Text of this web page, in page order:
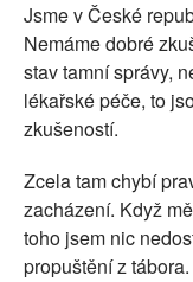
Jsme v České
Nemáme dobré
stav tamní správy,
lékařské péče, to
zkušeností.
Zcela tam chybí
zacházení. Když
toho jsem nic
propuštění z tábora.